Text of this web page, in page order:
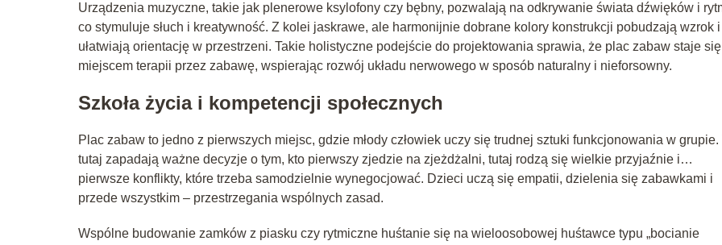
Urządzenia muzyczne, takie jak plenerowe ksylofony czy bębny, pozwalają na odkrywanie świata dźwięków i
co stymuluje słuch i kreatywność. Z kolei jaskrawe, ale harmonijnie dobrane kolory konstrukcji pobudzają wzrok i
ułatwiają orientację w przestrzeni. Takie holistyczne podejście do projektowania sprawia, że plac zabaw staje się
miejscem terapii przez zabawę, wspierając rozwój układu nerwowego w sposób naturalny i nieforsowny.
Szkoła życia i kompetencji społecznych
Plac zabaw to jedno z pierwszych miejsc, gdzie młody człowiek uczy się trudnej sztuki funkcjonowania w grupie.
tutaj zapadają ważne decyzje o tym, kto pierwszy zjedzie na zjeżdżalni, tutaj rodzą się wielkie przyjaźnie i…
pierwsze konflikty, które trzeba samodzielnie wynegocjować. Dzieci uczą się empatii, dzielenia się zabawkami i
przede wszystkim – przestrzegania wspólnych zasad.
Wspólne budowanie zamków z piasku czy rytmiczne huśtanie się na wieloosobowej huśtawce typu „bocianie